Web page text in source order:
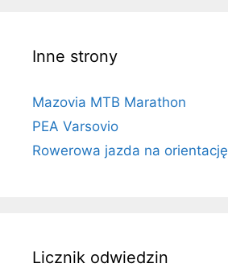
Inne strony
Mazovia MTB Marathon
PEA Varsovio
Rowerowa jazda na orientację
Licznik odwiedzin